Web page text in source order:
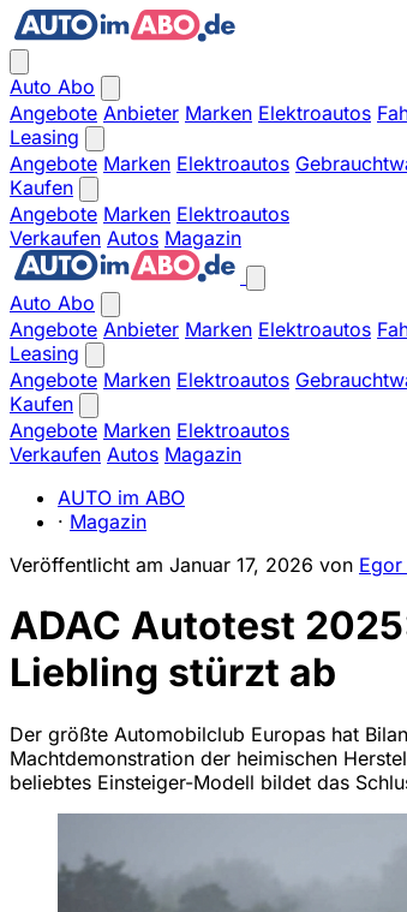
Auto Abo
Angebote Anbieter Marken Elektroautos
Leasing
Angebote Marken Elektroautos
Kaufen
Angebote Marken Elektroautos
Verkaufen Autos Magazin
Auto Abo
Angebote Anbieter Marken Elektroautos
Leasing
Angebote Marken Elektroautos
Kaufen
Angebote Marken Elektroautos
Verkaufen Autos Magazin
AUTO im ABO
· Magazin
Veröffentlicht am Januar 17, 2026 von
ADAC Autotest
Liebling stürzt ab
Der größte Automobilclub Europas hat
Machtdemonstration der heimischen
beliebtes Einsteiger-Modell bildet das